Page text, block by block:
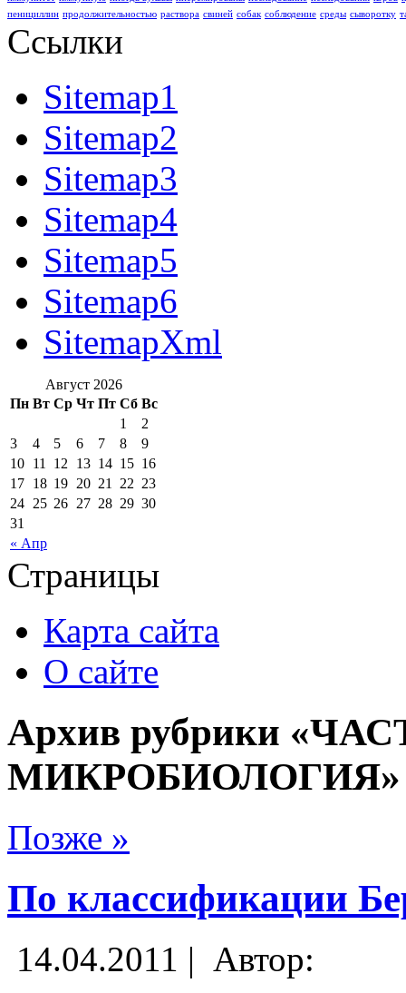
пенициллин продолжительностью раствора свиней собак соблюдение среды сыворотку
Ссылки
Sitemap1
Sitemap2
Sitemap3
Sitemap4
Sitemap5
Sitemap6
SitemapXml
Август 2026
Пн Вт Ср Чт Пт Сб Вс
« Апр
1
2
3
4 5 6 7 8
9
10 11 12 13 14 15 16
17 18 19 20 21 22 23
24 25 26 27 28 29 30
31
Страницы
Карта сайта
О сайте
Архив рубрики
МИКРОБИОЛОГИЯ»
Позже »
По классификации
14.04.2011 |
Автор: